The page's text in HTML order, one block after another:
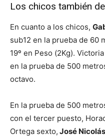
Los chicos también
En cuanto a los chicos,
sub12 en la prueba de 60
19º en Peso (2Kg).
en la prueba de 500
octavo.
En la prueba de 500
con el tercer puesto,
Ortega sexto, José